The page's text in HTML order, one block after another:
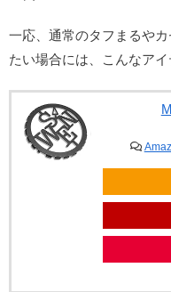
一応、通常のタフまるや
たい場合には、こんなアイ